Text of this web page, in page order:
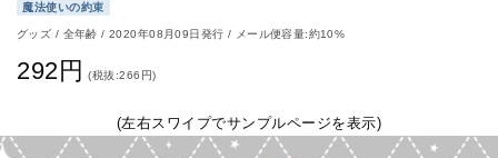
魔法使いの約束
グッズ / 全年齢/2020年08月09日発行 / メール便容量:約10%
292円 (税抜:266円)
(左右スワイプでサンプルページを表示)